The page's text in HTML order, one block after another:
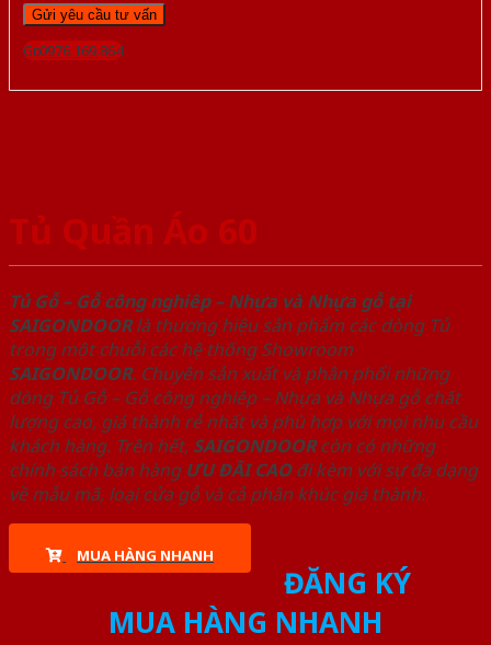
Gọi 0976.169.864
Tủ Quần Áo 60
Tủ Gỗ – Gỗ công nghiêp – Nhựa và Nhựa gỗ tại
SAIGONDOORlà thương hiệu sản phẩm các dòng Tủ
trong một chuỗi các hệ thống Showroom
SAIGONDOOR. Chuyên sản xuất và phân phối những
dòng Tủ Gỗ – Gỗ công nghiêp – Nhựa và Nhựa gỗ chất
lượng cao, giá thành rẻ nhất và phù hợp với mọi nhu cầu
khách hàng. Trên hết, SAIGONDOORcòn có những
chính sách bán hàng ƯU ĐÃI CAOđi kèm với sự đa dạng
về mẫu mã, loại cửa gỗ và cả phân khúc giá thành.
MUA HÀNG NHANH
ĐĂNG KÝ
MUA HÀNG NHANH